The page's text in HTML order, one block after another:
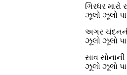
ગિરધર
ઝૂલો ઝૂલો
અગર ચંદનની
ઝૂલો ઝૂલો
સાવ સોનાની
ઝૂલો ઝૂલો